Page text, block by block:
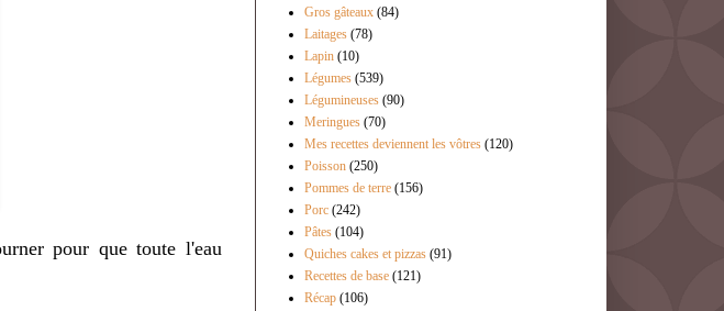
pour que toute l'eau
Gros gâteaux (84)
Laitages (78)
Lapin (10)
Légumes (539)
Légumineuses (90)
Meringues (70)
Mes recettes deviennent les vôtres (120)
Poisson (250)
Pommes de terre (156)
Porc (242)
Pâtes (104)
Quiches cakes et pizzas (91)
Recettes de base (121)
Récap (106)